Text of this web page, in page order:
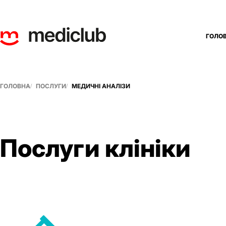
ГОЛОВНА ПОСЛУГИ МЕДИЧНІ АНАЛІЗИ
Послуги клініки